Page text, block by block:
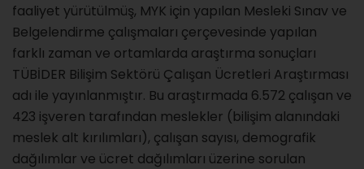
faaliyet yürütülmüş, MYK için yapılan Mesleki Sınav ve
Belgelendirme çalışmaları çerçevesinde yapılan
farklı zaman ve ortamlarda araştırma sonuçları
TÜBİDER Bilişim Sektörü Çalışan Ücretleri Araştırması
adı ile yayınlanmıştır. Bu araştırmada 6.572 çalışan ve
423 işveren tarafından meslekler (bilişim alanındaki
meslek alt kırılımları), çalışan sayısı, demografik
dağılımlar ve ücret dağılımları üzerine sorulan